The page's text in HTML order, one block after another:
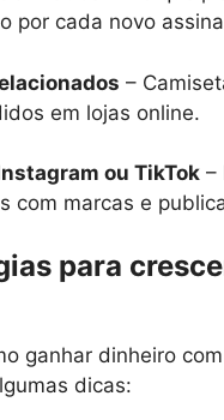
por cada novo
–
em lojas online.
ou TikTok –
com marcas e
para
ganhar dinheiro
dicas: